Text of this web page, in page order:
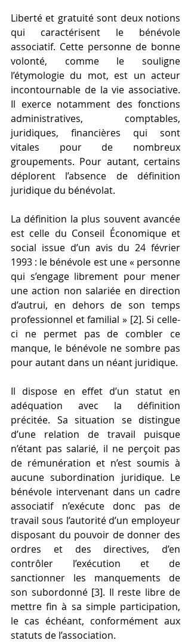
Liberté et gratuité sont deux notions
qui caractérisent le bénévole
associatif. Cette personne de bonne
volonté, comme le souligne
l’étymologie du mot, est un acteur
incontournable de la vie associative.
Il exerce notamment des fonctions
administratives, comptables,
juridiques, financières qui sont
vitales pour de nombreux
groupements. Pour autant, certains
déplorent l’absence de définition
juridique du bénévolat.
La définition la plus souvent avancée
est celle du Conseil Économique et
social issue d’un avis du 24 février
1993 : le bénévole est une « personne
qui s’engage librement pour mener
une action non salariée en direction
d’autrui, en dehors de son temps
professionnel et familial » [2]. Si celle-
ci ne permet pas de combler ce
manque, le bénévole ne sombre pas
pour autant dans un néant juridique.
Il dispose en effet d’un statut en
adéquation avec la définition
précitée. Sa situation se distingue
d’une relation de travail puisque
n’étant pas salarié, il ne perçoit pas
de rémunération et n’est soumis à
aucune subordination juridique. Le
bénévole intervenant dans un cadre
associatif n’exécute donc pas de
travail sous l’autorité d’un employeur
disposant du pouvoir de donner des
ordres et des directives, d’en
contrôler l’exécution et de
sanctionner les manquements de
son subordonné [3]. Il reste libre de
mettre fin à sa simple participation,
le cas échéant, conformément aux
statuts de l’association.